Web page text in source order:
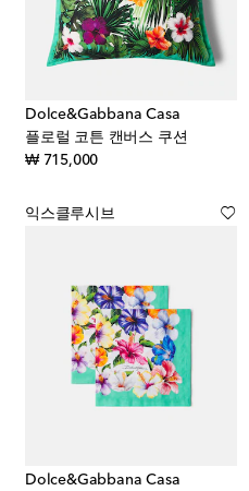
Dolce&Gabbana Casa
플로럴 코튼 캔버스 쿠션
₩ 715,000original price
익스클루시브
Dolce&Gabbana Casa